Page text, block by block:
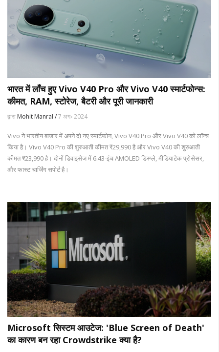
भारत में लॉंच हुए Vivo V40 Pro और Vivo V40 स्मार्टफोन्स:
कीमत, RAM, स्टोरेज, बैटरी और पूरी जानकारी
द्वारा Mohit Manral /7 अग॰ 2024
Vivo ने भारतीय बाजार में अपने दो नए स्मार्टफोन, Vivo V40 Pro और Vivo V40 को लॉन्च
किया है। Vivo V40 Pro की शुरुआती कीमत ₹29,990 है और Vivo V40 की शुरुआती
कीमत ₹23,990 है। दोनों डिवाइसेज में 6.43-इंच AMOLED डिस्प्ले, मीडियाटेक प्रोसेसर,
और फास्ट चार्जिंग सपोर्ट है।
Microsoft सिस्टम आउटेज: 'Blue Screen of Death'
का कारण बन रहा Crowdstrike क्या है?